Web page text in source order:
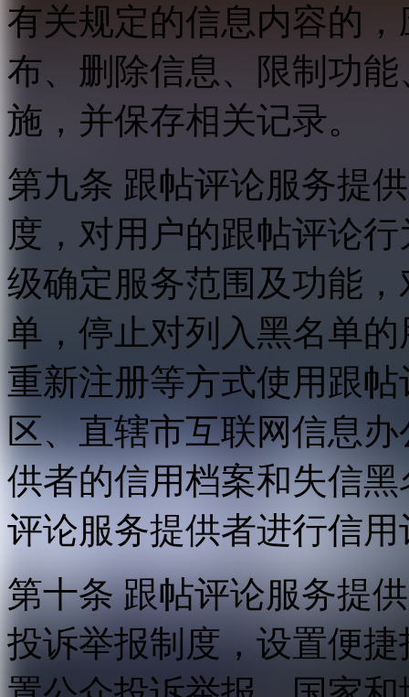
有关规定的信息内容的
布、删除信息、限制功
施，并保存相关记录。
第九条 跟帖评论服务提
度，对用户的跟帖评论
级确定服务范围及功能
单，停止对列入黑名单
重新注册等方式使用跟
区、直辖市互联网信息
供者的信用档案和失信
评论服务提供者进行信用
第十条 跟帖评论服务提
投诉举报制度，设置便